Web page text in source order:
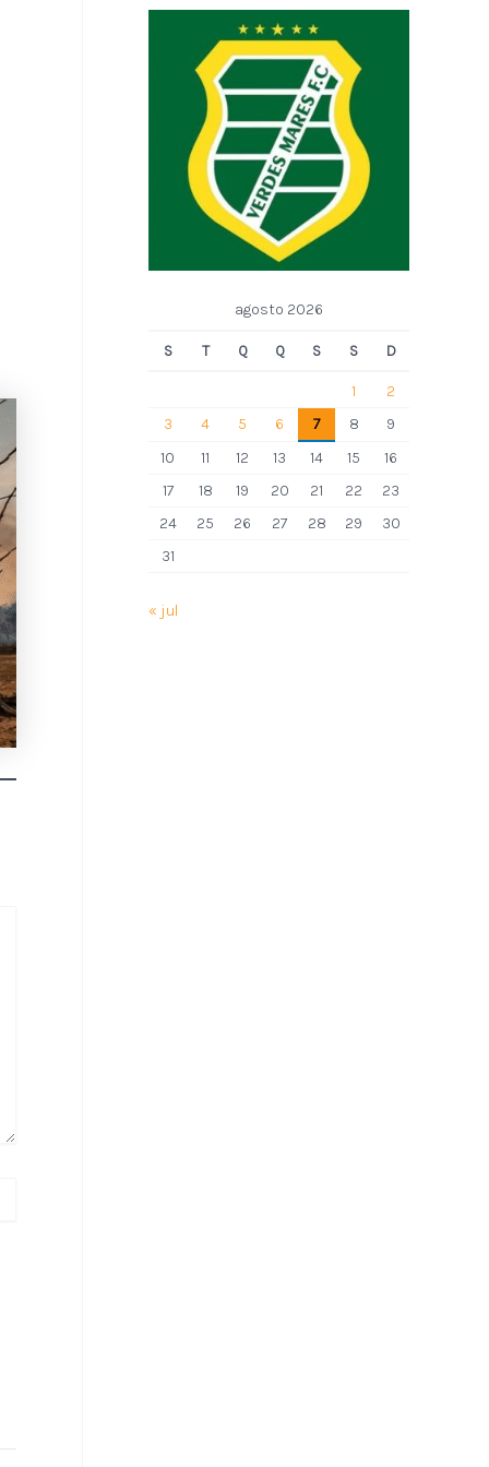
agosto 2026
S T Q Q S S D
1
2
3
4 5 6 7 8
9
10
11 12 13 14 15
16
17
18 19 20 21 22
23
24
25 26 27 28 29
30
31
« jul